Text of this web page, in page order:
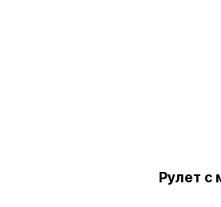
Рулет с